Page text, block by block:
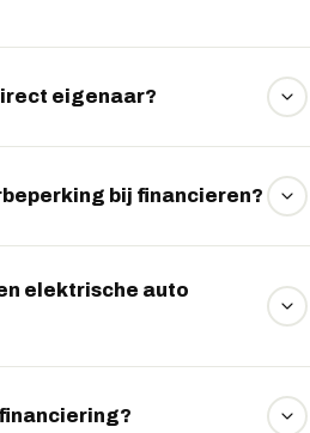
eigenaar?
elektrische voertuig.
bij financieren?
extra kilometers.
elektrische auto
de financiers en regelen de